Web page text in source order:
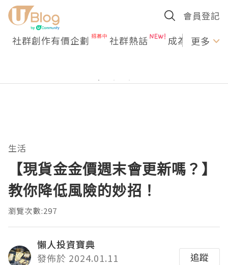
會員登記
社群創作有價企劃 社群熱話 成為U更多
生活
【現貨金金價週末會更新嗎？】
教你降低風險的妙招！
瀏覽次數:297
懶人投資寶典
發佈於 2024.01.11
追蹤